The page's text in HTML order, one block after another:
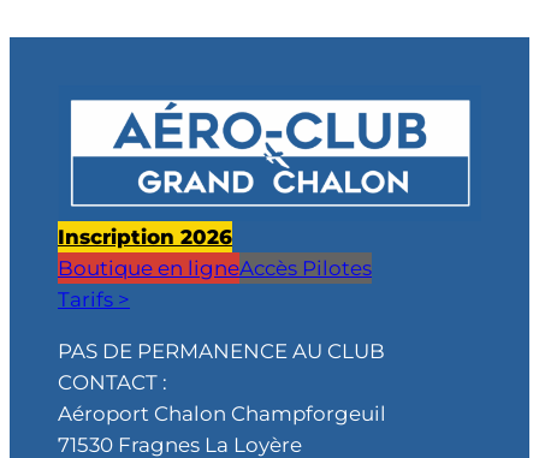
Inscription 2026
Boutique en ligneAccès Pilotes
Tarifs >
PAS DE PERMANENCE AU CLUB
CONTACT :
Aéroport Chalon Champforgeuil
71530 Fragnes La Loyère